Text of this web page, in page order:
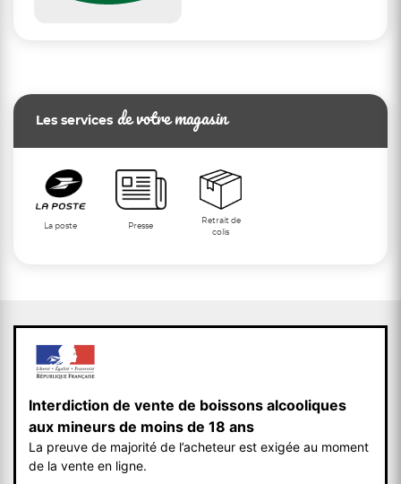
Les services de votre magasin
La poste Presse
Retrait de
colis
Interdiction de vente de boissons alcooliques
aux mineurs de moins de 18 ans
La preuve de majorité de l’acheteur est exigée au moment
de la vente en ligne.